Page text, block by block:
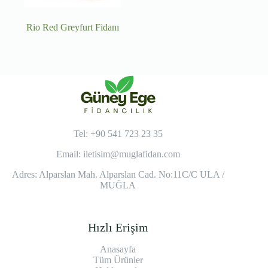
Rio Red Greyfurt Fidanı
Tel: +90 541 723 23 35
Email: iletisim@muglafidan.com
Adres: Alparslan Mah. Alparslan Cad. No:11C/C ULA /
MUĞLA
Hızlı Erişim
Anasayfa
Tüm Ürünler